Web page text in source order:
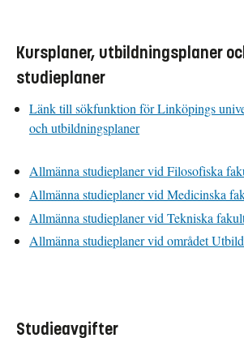
Kursplaner, utbildningsplaner
studieplaner
Länk till sökfunktion för Linköpings
och utbildningsplaner
Allmänna studieplaner vid Filosofiska
Allmänna studieplaner vid Medicinska
Allmänna studieplaner vid Tekniska
Allmänna studieplaner vid området
Studieavgifter